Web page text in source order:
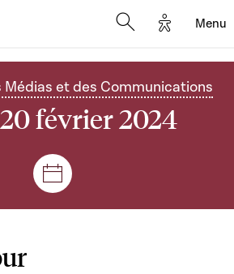
Options
Menu
Médias et des Communications
février 2024
Séances et réunions